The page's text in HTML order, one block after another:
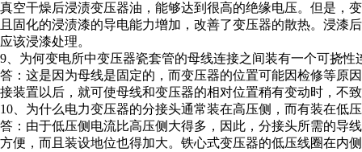
真空干燥后浸渍变压器油，能够达到很高的绝缘电压。但是，
且固化的浸渍漆的导电能力增加，改善了变压器的散热。浸漆
应该浸漆处理。
9、为何变电所中变压器瓷套管的母线连接之间装有一个可挠性
答：这是因为母线是固定的，而变压器的位置可能因检修等原
接装置以后，就可使母线和变压器的相对位置稍有变动时，不
10、为什么电力变压器的分接头通常装在高压侧，而有装在低
答：由于低压侧电流比高压侧大得多，因此，分接头所需的导
方便，而且装设地位也得加大。铁心式变压器的低压线圈在内